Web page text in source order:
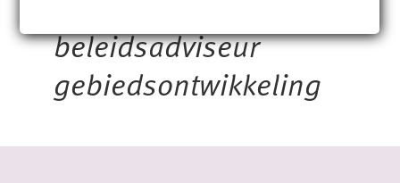
beleidsadviseur
gebiedsontwikkeling